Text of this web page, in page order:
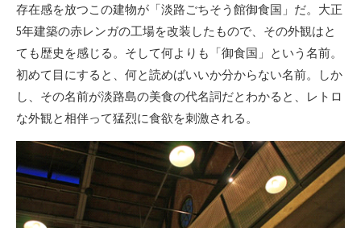
存在感を放つこの建物が「淡路ごちそう館御食国」だ。大正
5年建築の赤レンガの工場を改装したもので、その外観はと
ても歴史を感じる。そして何よりも「御食国」という名前。
初めて目にすると、何と読めばいいか分からない名前。しか
し、その名前が淡路島の美食の代名詞だとわかると、レトロ
な外観と相伴って猛烈に食欲を刺激される。